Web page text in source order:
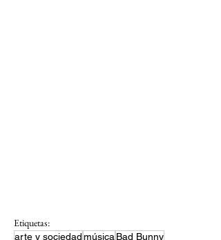
Etiquetas:
arte y sociedadmúsica Bad Bunny